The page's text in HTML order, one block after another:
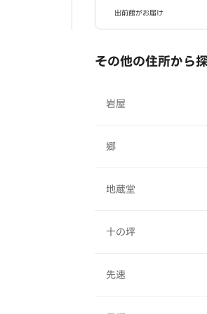
出前館がお届け
その他の住所から
岩屋
郷
地蔵堂
十の坪
先速